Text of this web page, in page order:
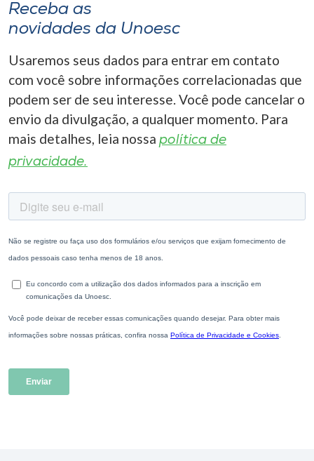
Receba as
novidades da Unoesc
Usaremos seus dados para entrar em contato
com você sobre informações correlacionadas que
podem ser de seu interesse. Você pode cancelar o
envio da divulgação, a qualquer momento. Para
mais detalhes, leia nossa política de
privacidade.